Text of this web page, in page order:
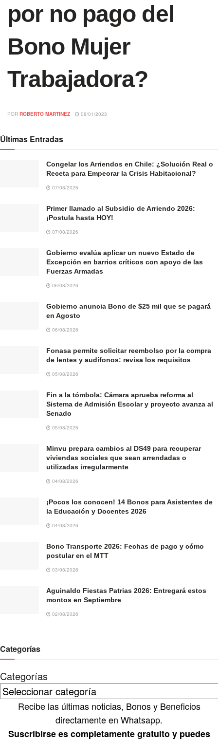
por no pago del
Bono Mujer
Trabajadora?
POR ROBERTO MARTINEZ 08/01/2023
Últimas Entradas
Congelar los Arriendos en Chile: ¿Solución Real o
Receta para Empeorar la Crisis Habitacional?
07/08/2026
Primer llamado al Subsidio de Arriendo 2026:
¡Postula hasta HOY!
07/08/2026
Gobierno evalúa aplicar un nuevo Estado de
Excepción en barrios críticos con apoyo de las
Fuerzas Armadas
06/08/2026
Gobierno anuncia Bono de $25 mil que se pagará
en Agosto
06/08/2026
Fonasa permite solicitar reembolso por la compra
de lentes y audífonos: revisa los requisitos
05/08/2026
Fin a la tómbola: Cámara aprueba reforma al
Sistema de Admisión Escolar y proyecto avanza al
Senado
05/08/2026
Minvu prepara cambios al DS49 para recuperar
viviendas sociales que sean arrendadas o
utilizadas irregularmente
04/08/2026
¡Pocos los conocen! 14 Bonos para Asistentes de
la Educación y Docentes 2026
04/08/2026
Bono Transporte 2026: Fechas de pago y cómo
postular en el MTT
03/08/2026
Aguinaldo Fiestas Patrias 2026: Entregará estos
montos en Septiembre
02/08/2026
Categorías
Categorías
Recibe las últimas noticias, Bonos y Beneficios
directamente en Whatsapp.
Suscribirse es completamente gratuito y puedes